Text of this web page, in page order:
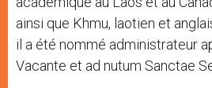
ainsi que Khmu, laotien et
il a été nommé administrateur
Vacante et ad nutum Sanctae